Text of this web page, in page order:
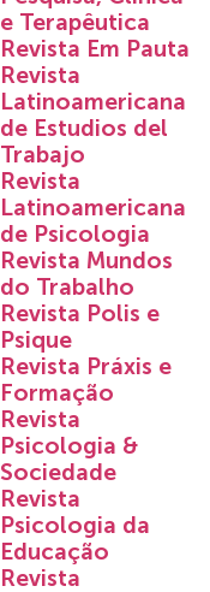
e Terapêutica
Revista Em Pauta
Revista
Latinoamericana
de Estudios del
Trabajo
Revista
Latinoamericana
de Psicologia
Revista Mundos
do Trabalho
Revista Polis e
Psique
Revista Práxis e
Formação
Revista
Psicologia &
Sociedade
Revista
Psicologia da
Educação
Revista